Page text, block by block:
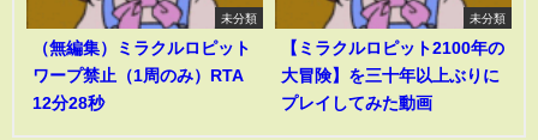
未分類
（無編集）ミラクルロピット
ワープ禁止（1周のみ）RTA
12分28秒
未分類
【ミラクルロピット2100年の
大冒険】を三十年以上ぶりに
プレイしてみた動画